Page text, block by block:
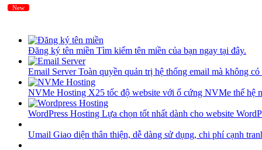
Đăng ký tên miền Tìm kiếm tên miền của bạn ngay tại đây.
Email ServerToàn quyền quản trị hệ thống email mà không
NVMe Hosting X25 tốc độ website với ổ cứng NVMe thế hệ
WordPress Hosting Lựa chọn tốt nhất dành cho website
Umail Giao diện thân thiện, dễ dàng sử dụng, chi phí cạnh
New
New